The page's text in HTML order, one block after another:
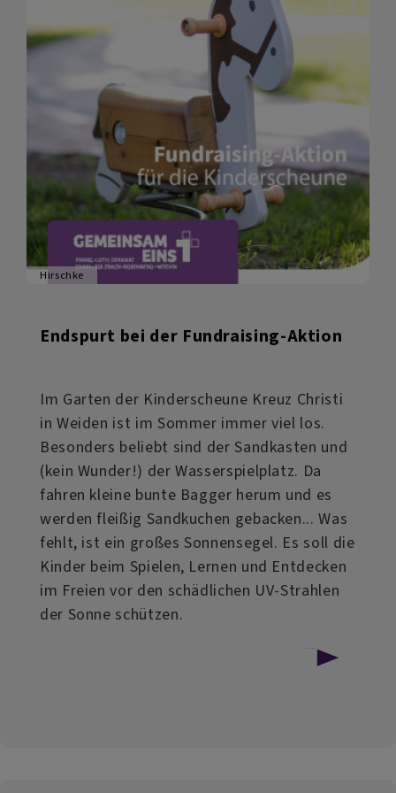
Hirschke
Endspurt bei der Fundraising-Aktion
Im Garten der Kinderscheune Kreuz Christi
in Weiden ist im Sommer immer viel los.
Besonders beliebt sind der Sandkasten und
(kein Wunder!) der Wasserspielplatz. Da
fahren kleine bunte Bagger herum und es
werden fleißig Sandkuchen gebacken... Was
fehlt, ist ein großes Sonnensegel. Es soll die
Kinder beim Spielen, Lernen und Entdecken
im Freien vor den schädlichen UV-Strahlen
der Sonne schützen.